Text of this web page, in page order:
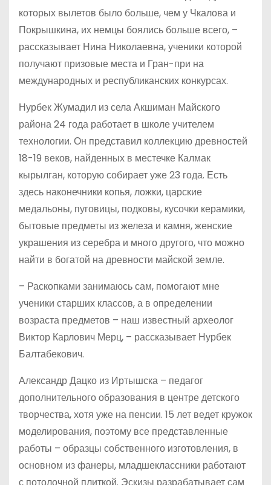
которых вылетов было больше, чем у Чкалова и
Покрышкина, их немцы боялись больше всего, –
рассказывает Нина Николаевна, ученики которой
получают призовые места и Гран-при на
международных и республиканских конкурсах.
Нурбек Жумадил из села Акшиман Майского
района 24 года работает в школе учителем
технологии. Он представил коллекцию древностей
18-19 веков, найденных в местечке Калмак
кырылган, которую собирает уже 23 года. Есть
здесь наконечники копья, ложки, царские
медальоны, пуговицы, подковы, кусочки керамики,
бытовые предметы из железа и камня, женские
украшения из серебра и много другого, что можно
найти в богатой на древности майской земле.
– Раскопками занимаюсь сам, помогают мне
ученики старших классов, а в определении
возраста предметов – наш известный археолог
Виктор Карлович Мерц, – рассказывает Нурбек
Балтабекович.
Александр Дацко из Иртышска – педагог
дополнительного образования в центре детского
творчества, хотя уже на пенсии. 15 лет ведет кружок
моделирования, поэтому все представленные
работы – образцы собственного изготовления, в
основном из фанеры, младшеклассники работают